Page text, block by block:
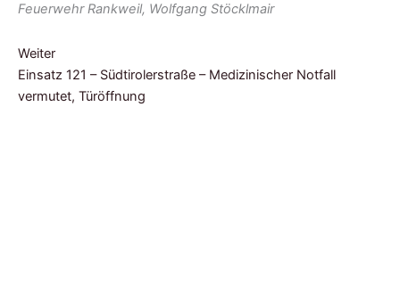
Feuerwehr Rankweil, Wolfgang Stöcklmair
Weiter
Einsatz 121 – Südtirolerstraße – Medizinischer Notfall
vermutet, Türöffnung